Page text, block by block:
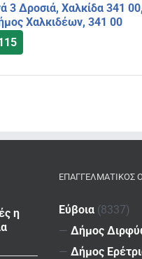
3 Δροσιά, Χαλκίδα 341 00,
Χαλκιδέων, 341 00
η
ΕΠΑΓΓΕΛΜΑΤΙΚΌΣ
Εύβοια (8337)
— Δήμος
— Δήμος